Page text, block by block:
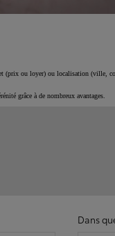
(prix ou loyer) ou localisation (ville,
grâce à de nombreux avantages.
Dans